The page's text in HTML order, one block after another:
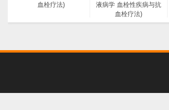
血栓疗法)
液病学 血栓性疾病与抗
血栓疗法)